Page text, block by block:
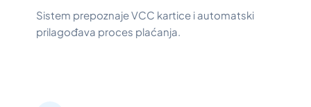
Sistem prepoznaje VCC kartice i automatski
prilagođava proces plaćanja.